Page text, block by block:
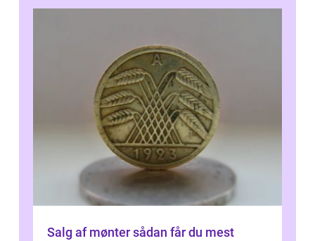
Salg af mønter sådan får du mest